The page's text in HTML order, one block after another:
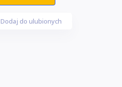
Dodaj do ulubionych